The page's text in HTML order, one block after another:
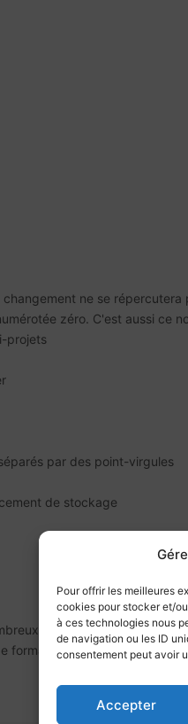
Pour offrir les meilleures
cookies pour stocker et/
à ces technologies nous
de navigation ou les ID
consentement peut avoir
Accepter
ne se répercutera
zéro. C'est aussi ce
projets
par des point-virgules
de stockage
exercices pratiques et
formation.